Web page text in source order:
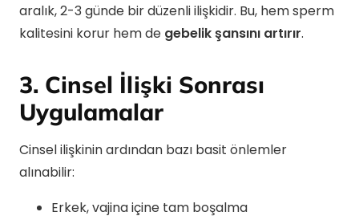
aralık, 2-3 günde bir düzenli ilişkidir. Bu, hem sperm
kalitesini korur hem de gebelik şansını artırır.
3. Cinsel İlişki Sonrası
Uygulamalar
Cinsel ilişkinin ardından bazı basit önlemler
alınabilir:
Erkek, vajina içine tam boşalma